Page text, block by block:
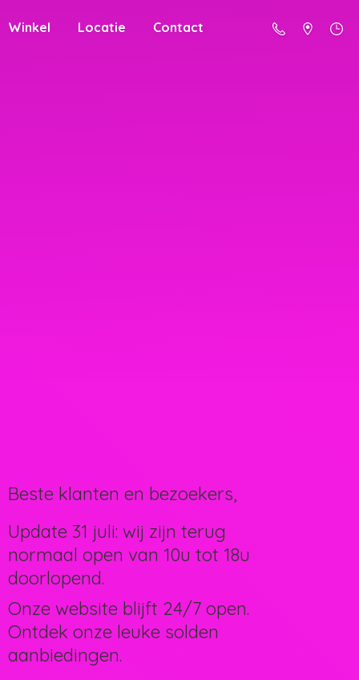
Winkel Locatie Contact
Beste klanten en bezoekers,
Update 31 juli: wij zijn terug
normaal open van 10u tot 18u
doorlopend.
Onze website blijft 24/7 open.
Ontdek onze leuke solden
aanbiedingen.